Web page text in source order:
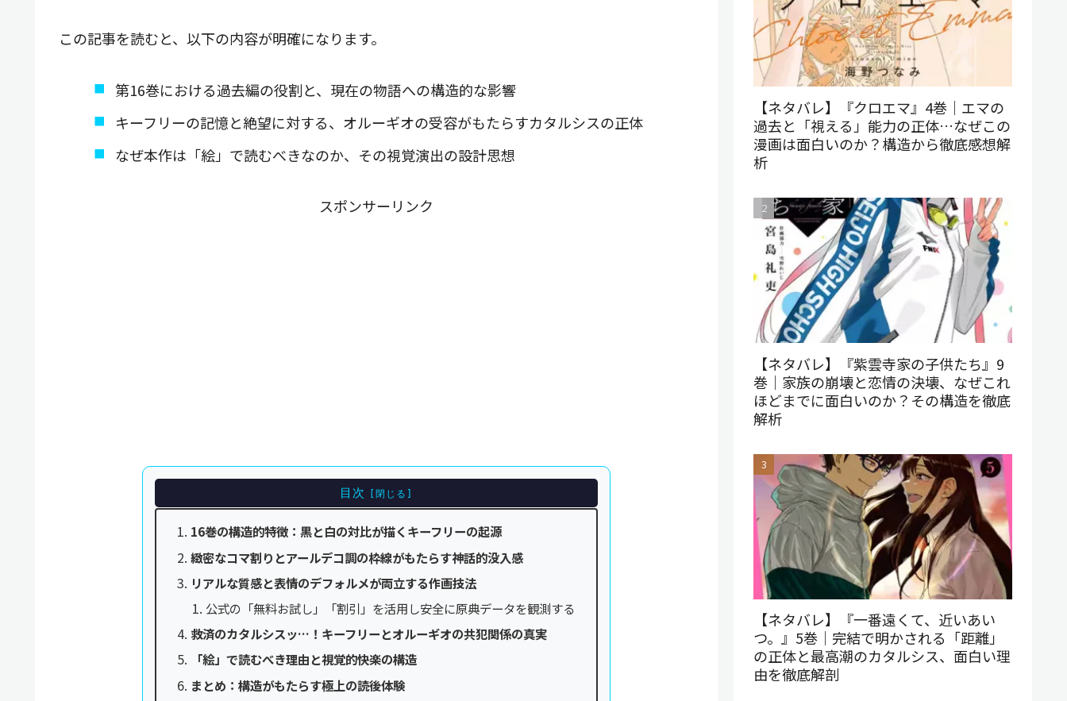
この記事を読むと、以下の内容が明確になります。
第16巻における過去編の役割と、現在の物語への構造的な影響
キーフリーの記憶と絶望に対する、オルーギオの受容がもたらすカタルシスの正体
なぜ本作は「絵」で読むべきなのか、その視覚演出の設計思想
スポンサーリンク
目次
16巻の構造的特徴：黒と白の対比が描くキーフリーの起源
緻密なコマ割りとアールデコ調の枠線がもたらす神話的没入感
リアルな質感と表情のデフォルメが両立する作画技法
公式の「無料お試し」「割引」を活用し安全に原典データを観測する
救済のカタルシスッ…！キーフリーとオルーギオの共犯関係の真実
「絵」で読むべき理由と視覚的快楽の構造
まとめ：構造がもたらす極上の読後体験
【ネタバレ】『クロエマ』4巻｜エマの
過去と「視える」能力の正体…なぜこの
漫画は面白いのか？構造から徹底感想解
析
【ネタバレ】『紫雲寺家の子供たち』9
巻｜家族の崩壊と恋情の決壊、なぜこれ
ほどまでに面白いのか？その構造を徹底
解析
【ネタバレ】『一番遠くて、近いあい
つ。』5巻｜完結で明かされる「距離」
の正体と最高潮のカタルシス、面白い理
由を徹底解剖